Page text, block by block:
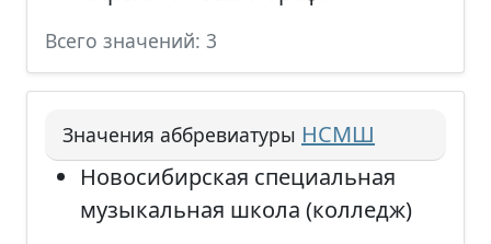
Всего значений: 3
Значения аббревиатуры НСМШ
Новосибирская специальная
музыкальная школа (колледж)